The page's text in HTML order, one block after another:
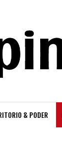
& PODER